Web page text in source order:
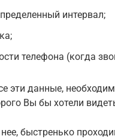
интервал;
телефона (когда
эти данные,
Вы бы хотели
быстренько